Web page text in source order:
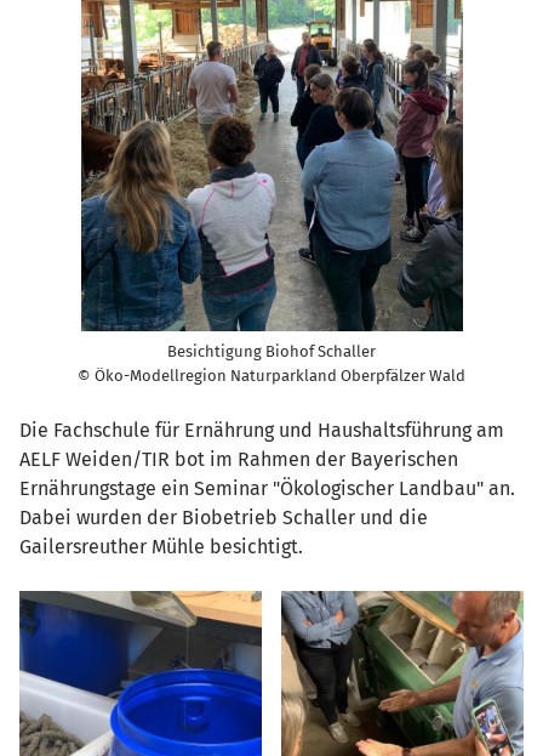
Besichtigung Biohof Schaller
© Öko-Modellregion Naturparkland Oberpfälzer Wald
Die Fachschule für Ernährung und Haushaltsführung am
AELF Weiden/TIR bot im Rahmen der Bayerischen
Ernährungstage ein Seminar "Ökologischer Landbau" an.
Dabei wurden der Biobetrieb Schaller und die
Gailersreuther Mühle besichtigt.